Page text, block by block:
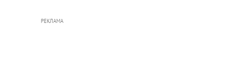
РЕКЛАМА